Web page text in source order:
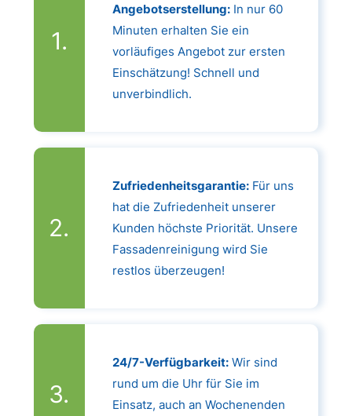
Angebotserstellung:In nur 60
Minuten erhalten Sie ein
vorläufiges Angebot zur ersten
Einschätzung! Schnell und
unverbindlich.
Zufriedenheitsgarantie:Für uns
hat die Zufriedenheit unserer
Kunden höchste Priorität. Unsere
Fassadenreinigung wird Sie
restlos überzeugen!
24/7-Verfügbarkeit:Wir sind
rund um die Uhr für Sie im
Einsatz, auch an Wochenenden